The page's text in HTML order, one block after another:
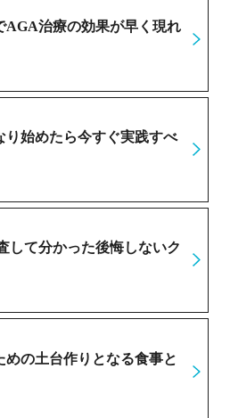
AGA治療の効果が早く現れ
り始めたら今すぐ実践すべ
して分かった後悔しないク
の土台作りとなる食事と